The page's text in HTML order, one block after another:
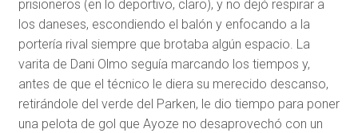
prisioneros (en lo deportivo, claro), y no dejó respirar a
los daneses, escondiendo el balón y enfocando a la
portería rival siempre que brotaba algún espacio. La
varita de Dani Olmo seguía marcando los tiempos y,
antes de que el técnico le diera su merecido descanso,
retirándole del verde del Parken, le dio tiempo para poner
una pelota de gol que Ayoze no desaprovechó con un